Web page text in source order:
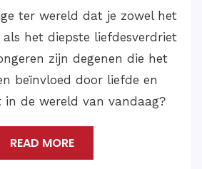
gevallen van Love Marriage
willen oplossen en een
leven willen leiden
van je leven, dan moet je
met Astroloog Medium
READ MORE